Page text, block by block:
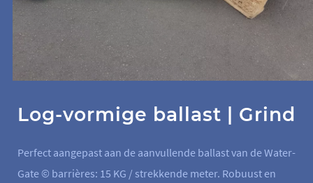
Log-vormige ballast | Grind
Perfect aangepast aan de aanvullende ballast van de Water-
Gate © barrières: 15 KG / strekkende meter. Robuust en